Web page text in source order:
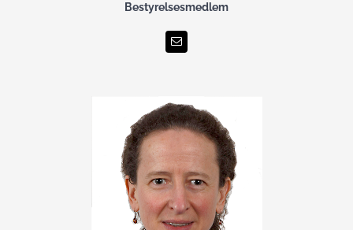
Bestyrelsesmedlem